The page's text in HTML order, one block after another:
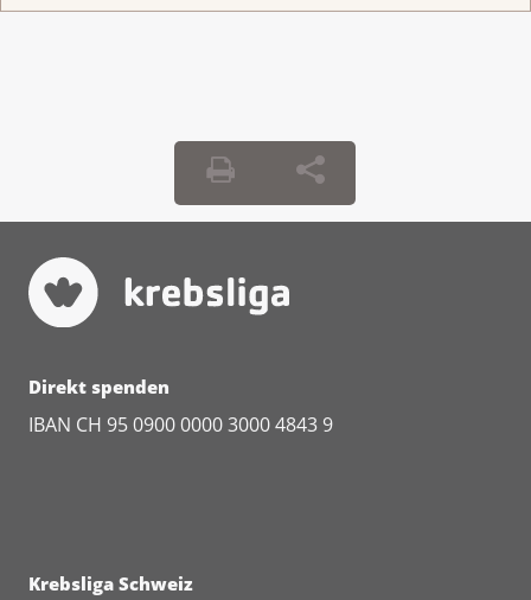
Direkt spenden
IBAN CH 95 0900 0000 3000 4843 9
Krebsliga Schweiz